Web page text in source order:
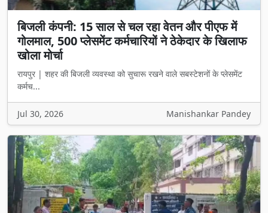
बिजली कंपनी: 15 साल से चल रहा वेतन और पीएफ में
गोलमाल, 500 प्लेसमेंट कर्मचारियों ने ठेकेदार के खिलाफ
खोला मोर्चा
रायपुर | शहर की बिजली व्यवस्था को सुचारू रखने वाले सबस्टेशनों के प्लेसमेंट
कर्मच...
Jul 30, 2026 Manishankar Pandey